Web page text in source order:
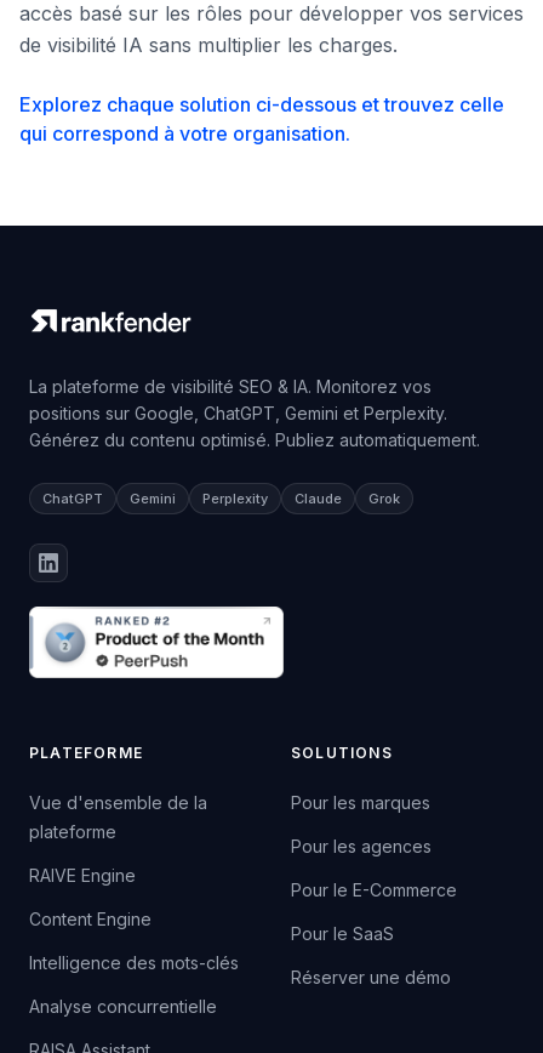
accès basé sur les rôles pour développer vos services
de visibilité IA sans multiplier les charges.
Explorez chaque solution ci-dessous et trouvez celle
qui correspond à votre organisation.
La plateforme de visibilité SEO & IA. Monitorez vos
positions sur Google, ChatGPT, Gemini et Perplexity.
Générez du contenu optimisé. Publiez automatiquement.
ChatGPT Gemini Perplexity Claude Grok
PLATEFORME
Vue d'ensemble de la
plateforme
RAIVE Engine
Content Engine
Intelligence des mots-clés
Analyse concurrentielle
SOLUTIONS
Pour les marques
Pour les agences
Pour le E-Commerce
Pour le SaaS
Réserver une démo